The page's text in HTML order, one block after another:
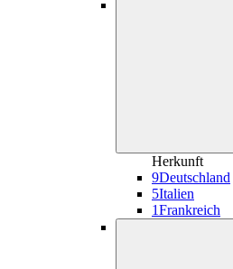
Herkunft
9Deutschland
5Italien
1Frankreich